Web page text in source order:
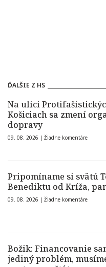
ĎALŠIE Z HS
Na ulici
Košiciach sa zmení
dopravy
09. 08. 2026 | Žiadne komentáre
Pripomíname si svätú
Benediktu od Kríža,
09. 08. 2026 | Žiadne komentáre
Božik: Financovanie
jediný problém,